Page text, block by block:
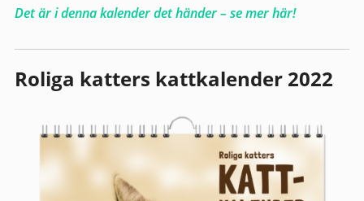
Det är i denna kalender det händer – se mer här!
Roliga katters kattkalender 2022